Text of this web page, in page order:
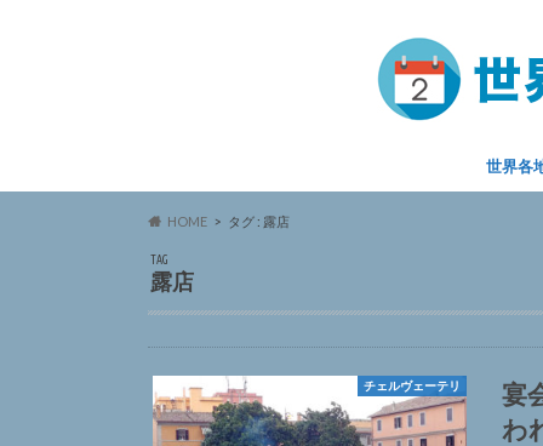
世界各
HOME タグ : 露店
TAG
露店
チェルヴェーテリ
宴
わ